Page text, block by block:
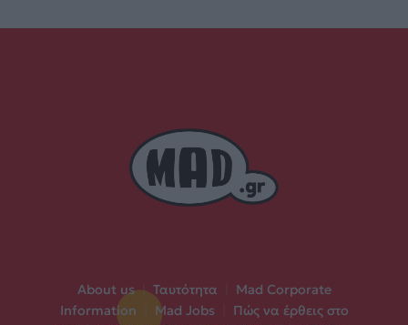
About us | Ταυτότητα
Mad Corporate
Information
Mad Jobs
Πώς να έρθεις στο